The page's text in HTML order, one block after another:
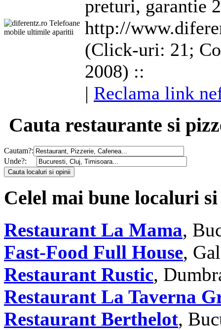
preturi, garantie
http://
(Click-uri: 21;
2008) ::
| Reclama link
Cauta restaurante si
Cautam?:
Unde?:
Celel mai bune localuri
Restaurant La Mama,
Fast-Food Full House,
Restaurant Rustic,
Restaurant La Taverna
Restaurant Berthelot,